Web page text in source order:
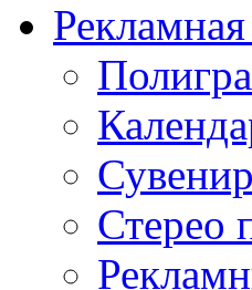
Стерео